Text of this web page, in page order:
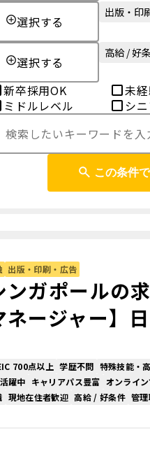
選択する
出版・印
選択する
高給 / 好
新卒採用OK 未
ミドルレベル
シ
この条件
出版・印刷・広告
ンガポールの
ネージャー】
700点以上 学歴不問 特殊技能・
躍中 キャリアパス豊富 オンライ
現地在住者歓迎 高給 / 好条件 管